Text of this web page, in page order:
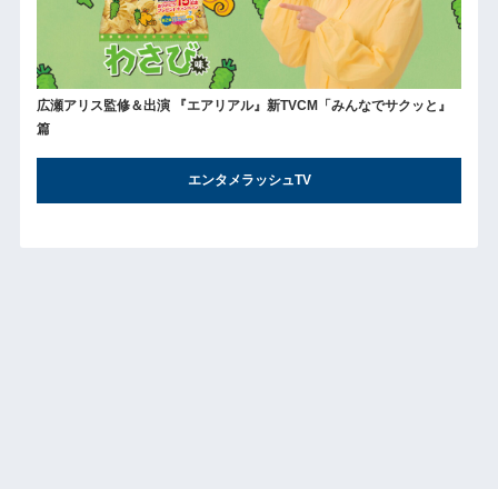
広瀬アリス監修＆出演 『エアリアル』新TVCM「みんなでサクッと』
篇
エンタメラッシュTV